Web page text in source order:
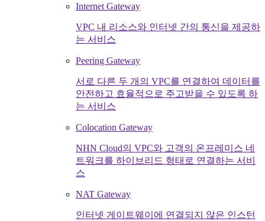
Internet Gateway
VPC 내 리소스와 인터넷 간의 통신을 제공하
는 서비스
Peering Gateway
서로 다른 두 개의 VPC를 연결하여 데이터를
안전하고 효율적으로 주고받을 수 있도록 하
는 서비스
Colocation Gateway
NHN Cloud의 VPC와 고객의 온프레미스 네
트워크를 하이브리드 형태로 연결하는 서비
스
NAT Gateway
인터넷 게이트웨이에 연결되지 않은 인스턴